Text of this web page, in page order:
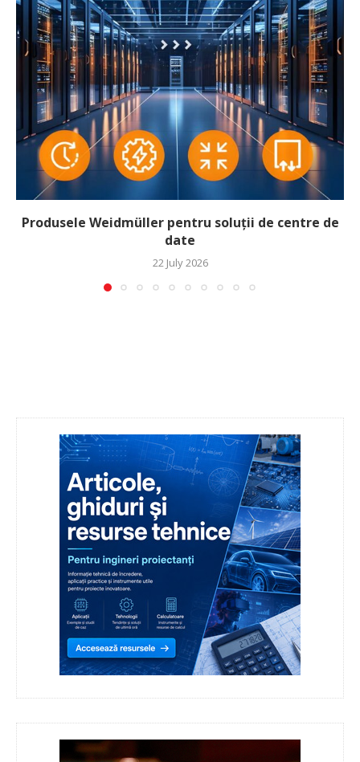
Produsele Weidmüller pentru soluții de centre de
date
22 July 2026